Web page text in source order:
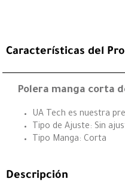
Características del
Polera manga corta
UA Tech es nuestra
Tipo de Ajuste: Sin
Tipo Manga: Corta
Descripción